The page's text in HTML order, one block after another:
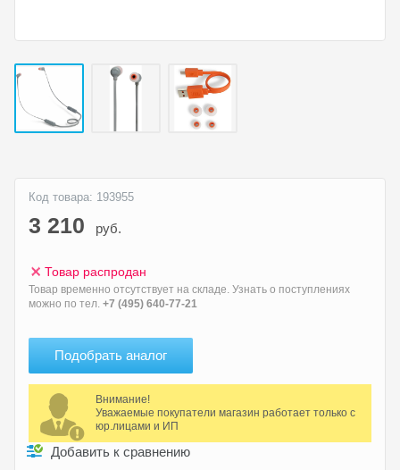
Код товара: 193955
3 210 руб.
Товар распродан
Товар временно отсутствует на складе. Узнать о поступлениях
можно по тел. +7 (495) 640-77-21
Подобрать аналог
Внимание!
Уважаемые покупатели магазин работает только с
юр.лицами и ИП
Добавить к сравнению